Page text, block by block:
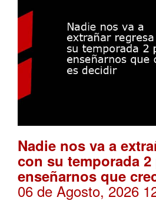
Nadie nos va a
con su temporada 2
enseñarnos que
06 de Agosto, 2026